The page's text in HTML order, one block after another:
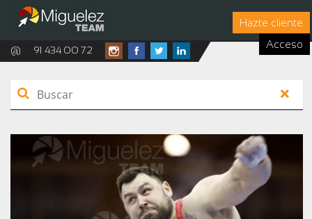
Hazte cliente
Acceso
@ 91 434 00 72